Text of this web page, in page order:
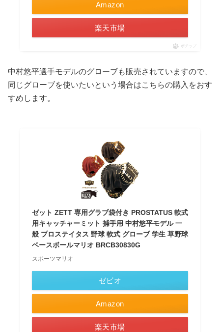
Amazon
楽天市場
ポチップ
中村悠平選手モデルのグローブも販売されていますので、
同じグローブを使いたいという場合はこちらの購入をおす
すめします。
ゼット ZETT 専用グラブ袋付き PROSTATUS 軟式
用キャッチャーミット 捕手用 中村悠平モデル 一
般 プロステイタス 野球 軟式 グローブ 学生 草野球
ベースボールマリオ BRCB30830G
スポーツマリオ
Amazon
楽天市場
ゼビオ